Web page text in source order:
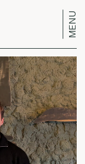
MENU